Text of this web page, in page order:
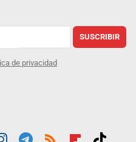
SUSCRIBIR
de privacidad